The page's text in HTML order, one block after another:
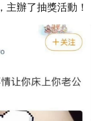
主辦了抽獎活動！